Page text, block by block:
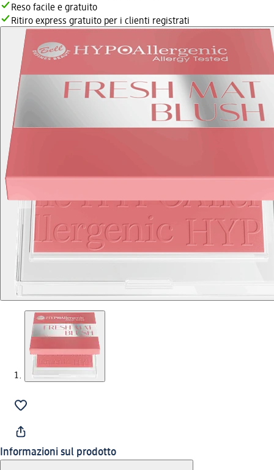
Reso facile e gratuito
Ritiro express gratuito per i clienti registrati
Informazioni sul prodotto